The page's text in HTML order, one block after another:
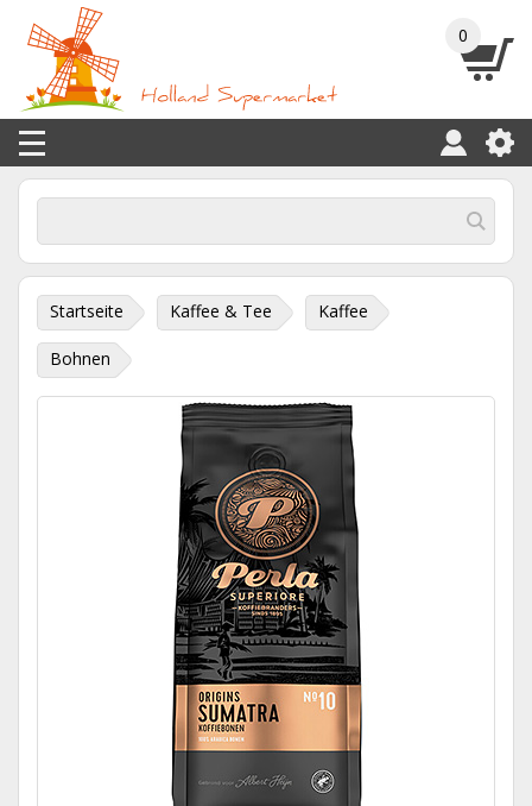
0
Startseite Kaffee & Tee Kaffee
Bohnen